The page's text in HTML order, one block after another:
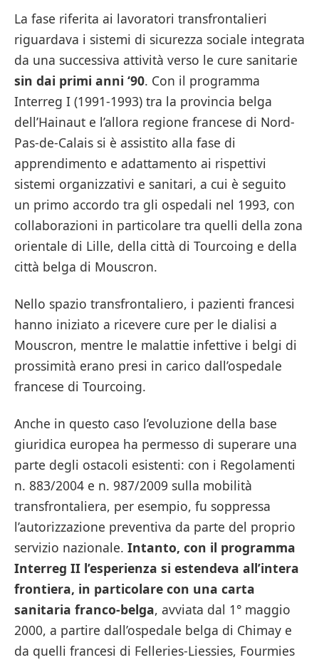
La fase riferita ai lavoratori transfrontalieri
riguardava i sistemi di sicurezza sociale integrata
da una successiva attività verso le cure sanitarie
sin dai primi anni ‘90. Con il programma
Interreg I (1991-1993) tra la provincia belga
dell’Hainaut e l’allora regione francese di Nord-
Pas-de-Calais si è assistito alla fase di
apprendimento e adattamento ai rispettivi
sistemi organizzativi e sanitari, a cui è seguito
un primo accordo tra gli ospedali nel 1993, con
collaborazioni in particolare tra quelli della zona
orientale di Lille, della città di Tourcoing e della
città belga di Mouscron.
Nello spazio transfrontaliero, i pazienti francesi
hanno iniziato a ricevere cure per le dialisi a
Mouscron, mentre le malattie infettive i belgi di
prossimità erano presi in carico dall’ospedale
francese di Tourcoing.
Anche in questo caso l’evoluzione della base
giuridica europea ha permesso di superare una
parte degli ostacoli esistenti: con i Regolamenti
n. 883/2004 e n. 987/2009 sulla mobilità
transfrontaliera, per esempio, fu soppressa
l’autorizzazione preventiva da parte del proprio
servizio nazionale. Intanto, con il programma
Interreg II l’esperienza si estendeva all’intera
frontiera, in particolare con una carta
sanitaria franco-belga, avviata dal 1° maggio
2000, a partire dall’ospedale belga di Chimay e
da quelli francesi di Felleries-Liessies, Fourmies